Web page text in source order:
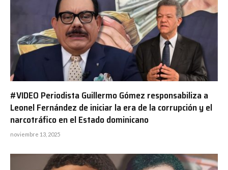
#VIDEO Periodista Guillermo Gómez responsabiliza a
Leonel Fernández de iniciar la era de la corrupción y el
narcotráfico en el Estado dominicano
noviembre 13, 2025